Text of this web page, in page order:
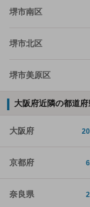
堺市南区
堺市北区
堺市美原区
大阪府近隣の都道
大阪府
京都府
奈良県